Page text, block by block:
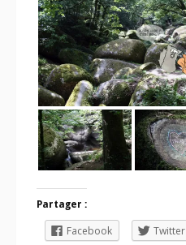
Partager :
Facebook Twitter